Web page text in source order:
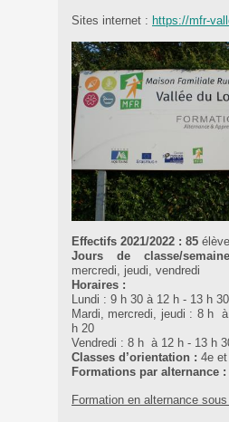
Sites internet : https://mfr-
Effectifs 2021/2022 : 85
Jours de classe/
mercredi, jeudi, vendredi
Horaires :
Lundi : 9 h 30 à 12 h - 13 h
Mardi, mercredi, jeudi : 8 h
h 20
Vendredi : 8 h à 12 h - 13 h
Classes d’orientation : 4e
Formations par alternance :
Formation en alternance